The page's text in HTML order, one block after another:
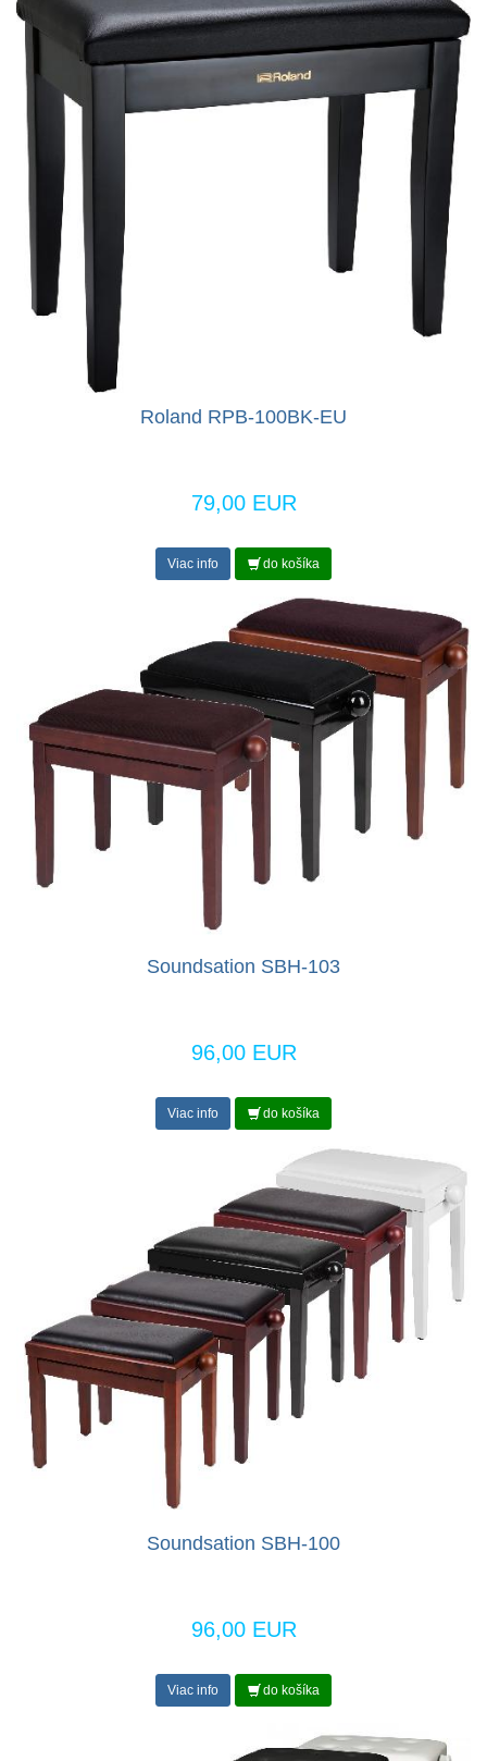
Roland RPB-100BK-EU
79,00 EUR
Viac info do košíka
Soundsation SBH-103
96,00 EUR
Viac info do košíka
Soundsation SBH-100
96,00 EUR
Viac info do košíka